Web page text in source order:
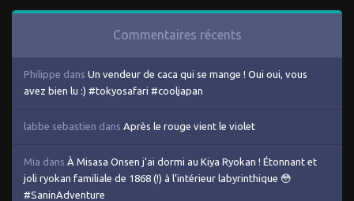
Commentaires récents
Philippe dans Un vendeur de caca qui se mange ! Oui oui, vous
avez bien lu :) #tokyosafari #cooljapan
labbe sebastien dans Après le rouge vient le violet
Mia dans À Misasa Onsen j’ai dormi au Kiya Ryokan ! Étonnant et
joli ryokan familiale de 1868 (!) à l’intérieur labyrinthique 😳
#SaninAdventure